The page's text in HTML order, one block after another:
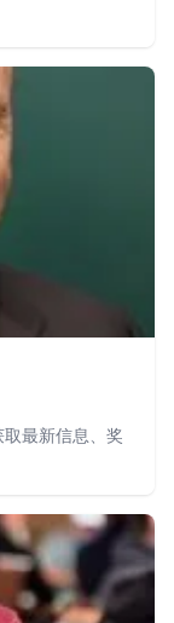
最新信息、奖